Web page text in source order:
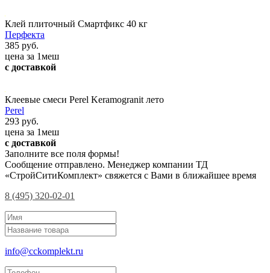
Клей плиточный Смартфикс 40 кг
Перфекта
385 руб.
цена за 1меш
с доставкой
Клеевые смеси Perel Keramogranit лето
Perel
293 руб.
цена за 1меш
с доставкой
Заполните все поля формы!
Сообщение отправлено. Менеджер компании ТД
«СтройСитиКомплект» свяжется с Вами в ближайшее время
8 (495) 320-02-01
info@cckomplekt.ru